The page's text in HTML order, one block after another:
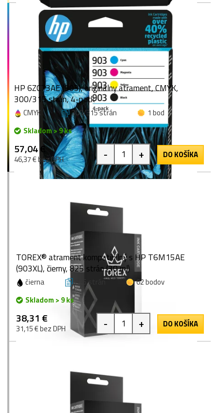
HP 6ZC73AE (903), originálny atrament, CMYK,
300/315 strán, 4-pack
CMYK 300/315 strán
1 bod
Skladom > 9 ks
57,04 €
46,37 € bez DPH - + DO KOŠÍKA
TOREX® atrament kompatibilný s HP T6M15AE
(903XL), čierny, 825 strán (30 ml)
čierna 825 strán
62 bodov
Skladom > 9 ks
38,31 €
31,15 € bez DPH - + DO KOŠÍKA